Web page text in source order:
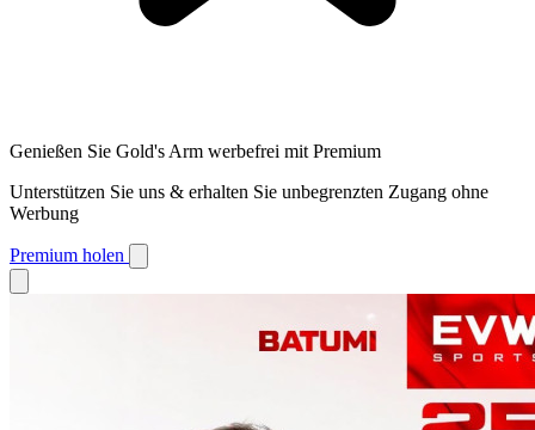
Genießen Sie Gold's Arm werbefrei mit Premium
Unterstützen Sie uns & erhalten Sie unbegrenzten Zugang ohne
Werbung
Premium holen